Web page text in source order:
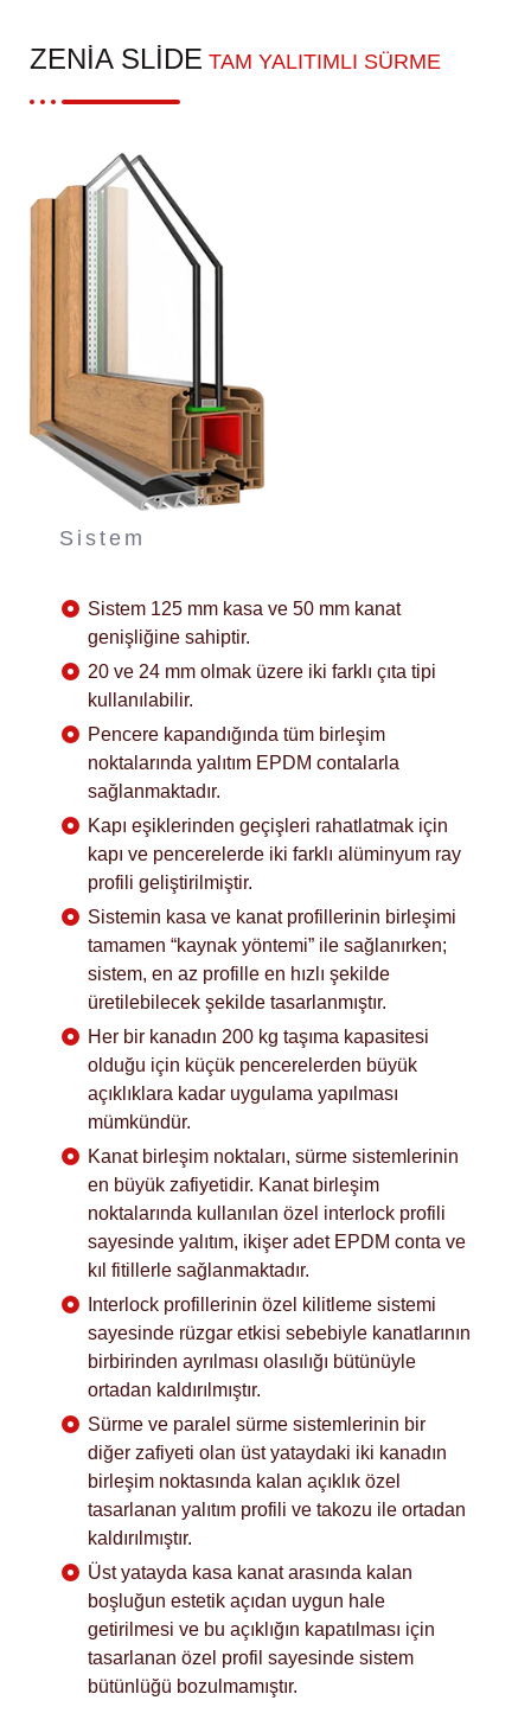
ZENIA SLIDE TAM YALITIMLI SÜRME
Sistem
Sistem 125 mm kasa ve 50 mm kanat
genişliğine sahiptir.
20 ve 24 mm olmak üzere iki farklı çıta tipi
kullanılabilir.
Pencere kapandığında tüm birleşim
noktalarında yalıtım EPDM contalarla
sağlanmaktadır.
Kapı eşiklerinden geçişleri rahatlatmak için
kapı ve pencerelerde iki farklı alüminyum ray
profili geliştirilmiştir.
Sistemin kasa ve kanat profillerinin birleşimi
tamamen “kaynak yöntemi” ile sağlanırken;
sistem, en az profille en hızlı şekilde
üretilebilecek şekilde tasarlanmıştır.
Her bir kanadın 200 kg taşıma kapasitesi
olduğu için küçük pencerelerden büyük
açıklıklara kadar uygulama yapılması
mümkündür.
Kanat birleşim noktaları, sürme sistemlerinin
en büyük zafiyetidir. Kanat birleşim
noktalarında kullanılan özel interlock profili
sayesinde yalıtım, ikişer adet EPDM conta ve
kıl fitillerle sağlanmaktadır.
Interlock profillerinin özel kilitleme sistemi
sayesinde rüzgar etkisi sebebiyle kanatlarının
birbirinden ayrılması olasılığı bütünüyle
ortadan kaldırılmıştır.
Sürme ve paralel sürme sistemlerinin bir
diğer zafiyeti olan üst yataydaki iki kanadın
birleşim noktasında kalan açıklık özel
tasarlanan yalıtım profili ve takozu ile ortadan
kaldırılmıştır.
Üst yatayda kasa kanat arasında kalan
boşluğun estetik açıdan uygun hale
getirilmesi ve bu açıklığın kapatılması için
tasarlanan özel profil sayesinde sistem
bütünlüğü bozulmamıştır.